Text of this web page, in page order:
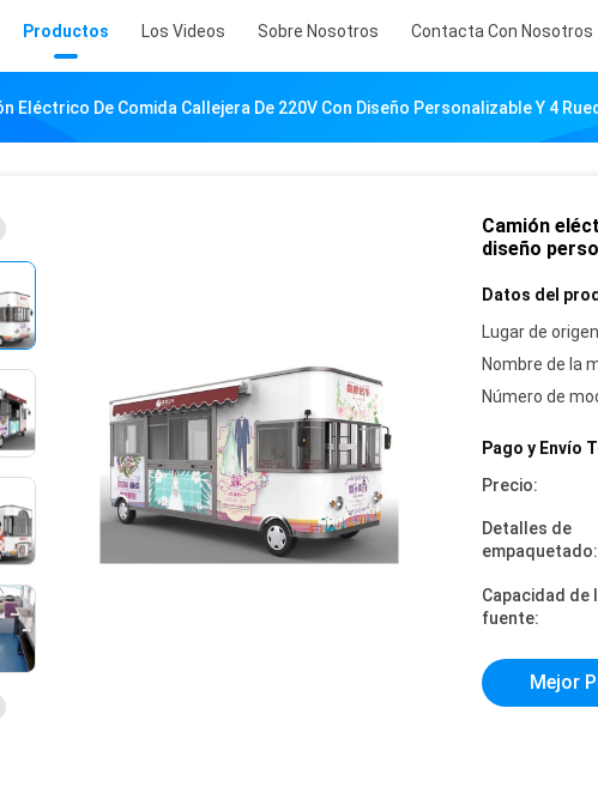
Productos Los Videos Sobre Nosotros Contacta Con Nosotros
Eléctrico De Comida Callejera De 220V Con Diseño Personalizable Y 4
Camión
diseño
Datos del
Lugar de
Nombre de la
Número de
Pago y Envío
Precio:
Detalles de
empaquetado:
Capacidad de
fuente:
Mejor